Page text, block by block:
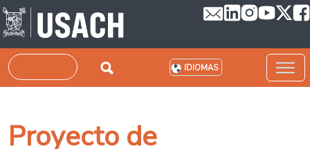
Pasar al contenido principal
Buscar IDIOMAS
Proyecto de